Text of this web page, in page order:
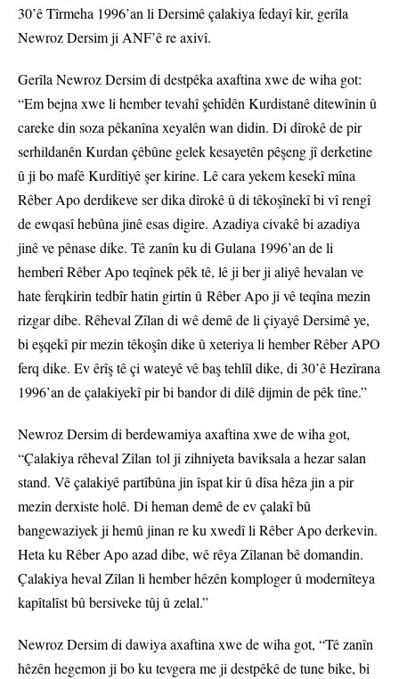
30’ê Tîrmeha 1996’an li Dersimê çalakiya fedayî kir, gerîla
Newroz Dersim ji ANF’ê re axivî.
Gerîla Newroz Dersim di destpêka axaftina xwe de wiha got:
“Em bejna xwe li hember tevahî şehîdên Kurdistanê ditewînin û
careke din soza pêkanîna xeyalên wan didin. Di dîrokê de pir
serhildanên Kurdan çêbûne gelek kesayetên pêşeng jî derketine
û ji bo mafê Kurdîtiyê şer kirine. Lê cara yekem kesekî mîna
Rêber Apo derdikeve ser dika dîrokê û di têkoşînekî bi vî rengî
de ewqasî hebûna jinê esas digire. Azadiya civakê bi azadiya
jinê ve pênase dike. Tê zanîn ku di Gulana 1996’an de li
hemberî Rêber Apo teqînek pêk tê, lê ji ber ji aliyê hevalan ve
hate ferqkirin tedbîr hatin girtin û Rêber Apo ji vê teqîna mezin
rizgar dibe. Rêheval Zîlan di wê demê de li çiyayê Dersimê ye,
bi eşqekî pir mezin têkoşîn dike û xeteriya li hember Rêber APO
ferq dike. Ev êrîş tê çi wateyê vê baş tehlîl dike, di 30’ê Hezîrana
1996’an de çalakiyekî pir bi bandor di dilê dijmin de pêk tîne.”
Newroz Dersim di berdewamiya axaftina xwe de wiha got,
“Çalakiya rêheval Zîlan tol ji zihniyeta baviksala a hezar salan
stand. Vê çalakiyê partîbûna jin îspat kir û dîsa hêza jin a pir
mezin derxiste holê. Di heman demê de ev çalakî bû
bangewaziyek ji hemû jinan re ku xwedî li Rêber Apo derkevin.
Heta ku Rêber Apo azad dibe, wê rêya Zîlanan bê domandin.
Çalakiya heval Zîlan li hember hêzên komploger û modernîteya
kapîtalîst bû bersiveke tûj û zelal.”
Newroz Dersim di dawiya axaftina xwe de wiha got, “Tê zanîn
hêzên hegemon ji bo ku tevgera me ji destpêkê de tune bike, bi